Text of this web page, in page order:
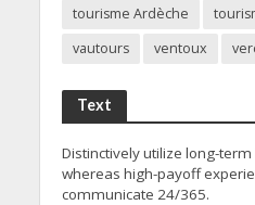
tourisme Ardèche
vautours
ventoux
Text
Distinctively utilize long-
whereas high-payoff
communicate 24/365.